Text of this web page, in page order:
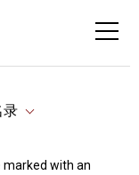
录
marked with an